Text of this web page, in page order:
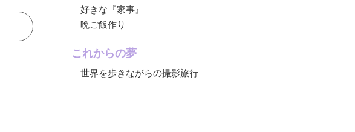
好きな『家事』
晩ご飯作り
これからの夢
世界を歩きながらの撮影旅行